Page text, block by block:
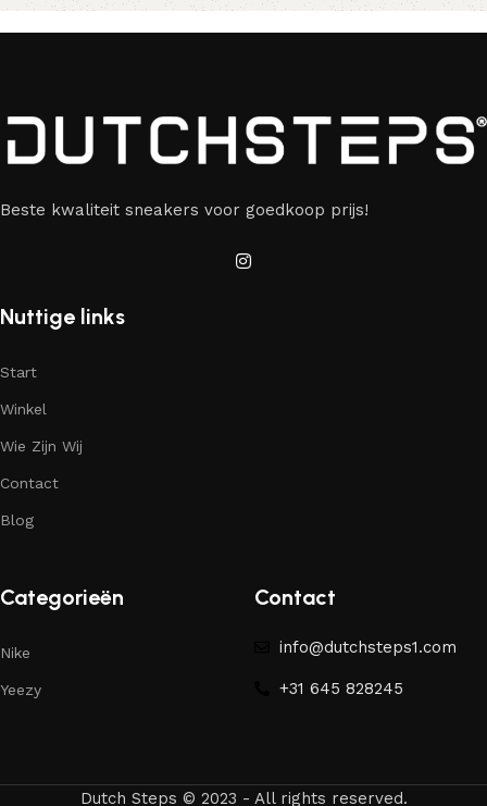
Beste kwaliteit sneakers voor goedkoop prijs!
Nuttige links
Start
Winkel
Wie Zijn Wij
Contact
Blog
Categorieën
Nike
Yeezy
Contact
info@dutchsteps1.com
+31 645 828245
Dutch Steps © 2023 - All rights reserved.